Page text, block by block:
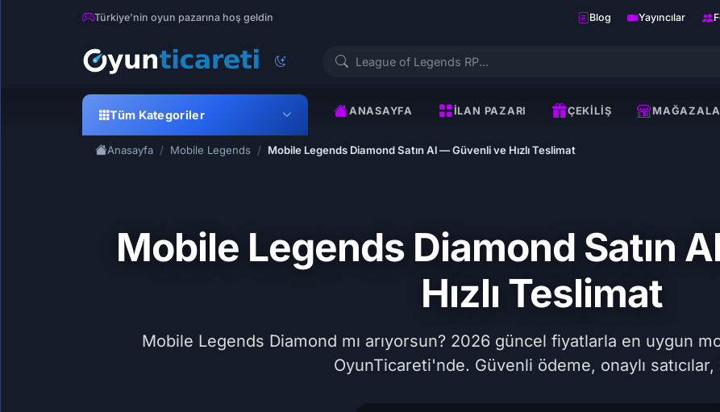
Türkiye'nin oyun pazarına hoş geldin Blog Yayıncılar
Tüm Kategoriler ANASAYFA İLAN PAZARI ÇEKILIŞ
Anasayfa Mobile Legends Mobile Legends Diamond Satın Al — Güvenli ve Hızlı Teslimat
Mobile Legends Diamond Satın
Hızlı Teslimat
Mobile Legends Diamond mı arıyorsun? 2026 güncel fiyatlarla en uygun
OyunTicareti'nde. Güvenli ödeme, onaylı satıcılar,